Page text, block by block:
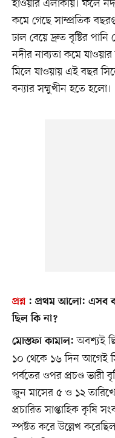
হাওয়ার এলাকায়। ফলে
কমে গেছে সাম্প্রতিক
ঢাল বেয়ে দ্রুত বৃষ্টির
নদীর নাব্যতা কমে
মিলে যাওয়ায় এই বছর
বন্যার সম্মুখীন হতে হলো।
প্রশ্ন: প্রথম আলো: এসব
ছিল কি না?
মোস্তফা কামাল: অবশ্যই
১০ থেকে ১৬ দিন আগেই
পর্বতের ওপর প্রচণ্ড ভারী
জুন মাসের ৫ ও ১২ তারিখে
প্রচারিত সাপ্তাহিক কৃষি
স্পষ্টত করে উল্লেখ